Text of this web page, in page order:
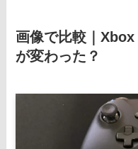
画像で比較｜
が変わった？